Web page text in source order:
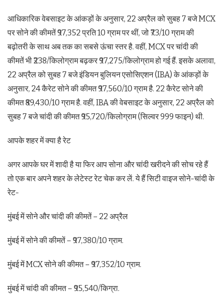
आधिकारिक वेबसाइट के आंकड़ों के अनुसार, 22 अप्रैल को सुबह 7 बजे MCX
पर सोने की कीमतें ₹97,352 प्रति 10 ग्राम पर थीं, जो ₹73/10 ग्राम की
बढ़ोतरी के साथ अब तक का सबसे ऊंचा स्तर है. वहीं, MCX पर चांदी की
कीमतें भी ₹238/किलोग्राम बढ़कर ₹97,275/किलोग्राम हो गई हैं. इसके अलावा,
22 अप्रैल को सुबह 7 बजे इंडियन बुलियन एसोसिएशन (IBA) के आंकड़ों के
अनुसार, 24 कैरेट सोने की कीमत ₹97,560/10 ग्राम है. 22 कैरेट सोने की
कीमत ₹89,430/10 ग्राम है. वहीं, IBA की वेबसाइट के अनुसार, 22 अप्रैल को
सुबह 7 बजे चांदी की कीमत ₹95,720/किलोग्राम (सिल्वर 999 फाइन) थी.
आपके शहर में क्या है रेट
अगर आपके घर में शादी है या फिर आप सोना और चांदी खरीदने की सोच रहे हैं
तो एक बार अपने शहर के लेटेस्ट रेट चेक कर लें. ये हैं सिटी वाइज सोने-चांदी के
रेट-
मुंबई में सोने और चांदी की कीमतें – 22 अप्रैल
मुंबई में सोने की कीमतें – ₹97,380/10 ग्राम.
मुंबई में MCX सोने की कीमत – ₹97,352/10 ग्राम.
मुंबई में चांदी की कीमत – ₹95,540/किग्रा.